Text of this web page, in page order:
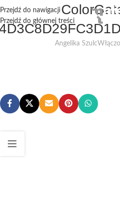
Przejdź do nawigacji
Przejdź do głównej treści
Angelika Szulc